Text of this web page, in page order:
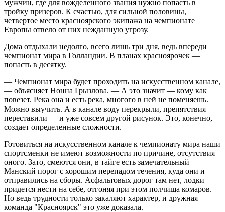
мужчин, где для вожделенного звания нужно попасть в
тройку призеров. К счастью, для сильной половины,
четвертое место красноярского экипажа на чемпионате
Европы отвело от них нежданную угрозу.
Дома отдыхали недолго, всего лишь три дня, ведь впереди
чемпионат мира в Голландии. В планах красноярочек —
попасть в десятку.
— Чемпионат мира будет проходить на искусственном канале,
— объясняет Нонна Грызлова. — А это значит — кому как
повезет. Река она и есть река, многого в ней не поменяешь.
Можно выучить. А в канале воду перекрыли, препятствия
переставили — и уже совсем другой рисунок. Это, конечно,
создает определенные сложности.
Готовиться на искусственном канале к чемпионату мира наши
спортсменки не имеют возможности по причине, отсутствия
оного. Зато, смеются они, в тайге есть замечательный
Манский порог с хорошим перепадом течения, куда они и
отправились на сборы. Асфальтовых дорог там нет, лодки
придется нести на себе, отгоняя при этом полчища комаров.
Но ведь трудности только закаляют характер, и дружная
команда "Красноярск" это уже доказала.